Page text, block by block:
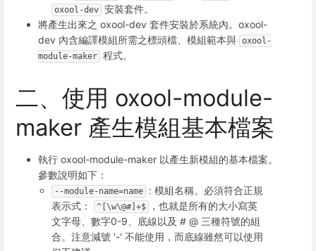
oxool-dev 安裝套件。
將產生出來之 oxool-dev 套件安裝於系統內。oxool-
dev 內含編譯模組所需之標頭檔、模組範本與 oxool-
module-maker 程式。
二、使用 oxool-module-
maker 產生模組基本檔案
執行 oxool-module-maker 以產生新模組的基本檔案。
參數說明如下：
--module-name=name
: 模組名稱。必須符合正規
表示式：
^[\w\@#]+$
，也就是所有的大小寫英
文字母、數字0-9、底線以及 # @ 三種符號的組
合。注意減號 '-' 不能使用，而底線雖然可以使用